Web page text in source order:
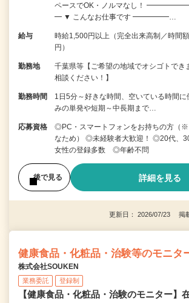
ペースでOK・ノルマなし！
━ ▼ こんなお仕事です ━━━━━…
給与
時給1,500円以上（完全出来高制／時間
円）
勤務地
千葉県等【ご希望の地域でオシゴトで
相談ください！】
勤務時間
1日5分～好きな時間、空いている時間
みの単発や短期～中長期まで…
応募資格
◎PC・スマートフォンをお持ちの方（※
なため） ◎未経験者大歓迎！ ◎20代、
女性の登録多数 ◎年齢不問
後で見る 詳細を見る
更新日： 2026/07/23 掲
健康食品・化粧品・治験等のモニタ
株式会社SOUKEN
業務委託 登録制
【健康食品・化粧品・治験のモニター】